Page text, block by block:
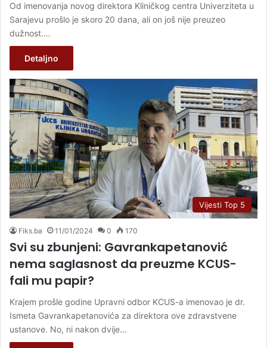
Od imenovanja novog direktora Kliničkog centra Univerziteta u
Sarajevu prošlo je skoro 20 dana, ali on još nije preuzeo
dužnost.…
Detaljno
Vijesti Top 5
Fiks.ba 11/01/2024 0 170
Svi su zbunjeni: Gavrankapetanović
nema saglasnost da preuzme KCUS-
fali mu papir?
Krajem prošle godine Upravni odbor KCUS-a imenovao je dr.
Ismeta Gavrankapetanovića za direktora ove zdravstvene
ustanove. No, ni nakon dvije…